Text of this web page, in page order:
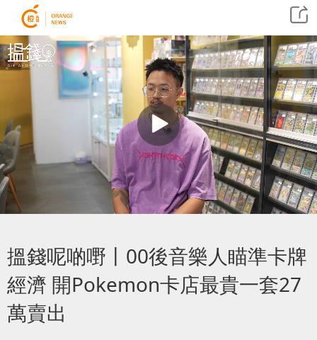
搵錢呢啲嘢丨00後音樂人瞄準卡牌
經濟 開Pokemon卡店最貴一套27
萬賣出